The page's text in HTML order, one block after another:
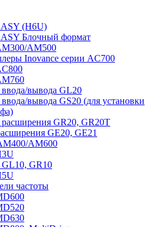
(H6U)
Блочный формат
AM500
Inovance серии AC700
вывода GL20
вывода GS20 (для установки
GR20, GR20T
GE20, GE21
AM600
GR10
частоты